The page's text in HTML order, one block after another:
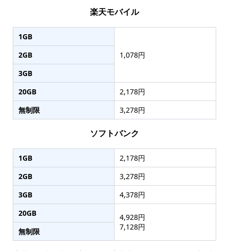
楽天モバイル
1GB
1,078円
2GB
3GB
20GB
2,178円
無制限
3,278円
ソフトバンク
1GB
2,178円
2GB
3,278円
3GB
4,378円
20GB
4,928円
7,128円
無制限